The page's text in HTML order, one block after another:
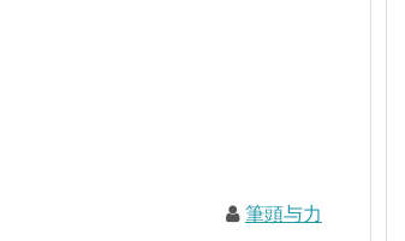
筆頭与力